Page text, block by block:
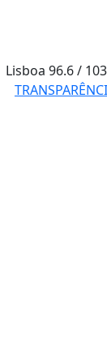
Lisboa96.6 /